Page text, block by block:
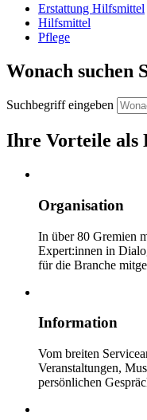
Erstattung Hilfsmittel
Hilfsmittel
Pflege
Wonach suchen
Suchbegriff eingeben
Ihre Vorteile
Organisation
In über 80 Gremien
Expert:innen in
für die Branche
Information
Vom breiten
Veranstaltungen,
persönlichen